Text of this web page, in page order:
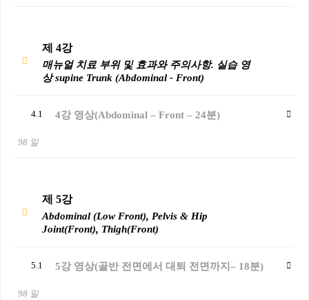
제 4강
매뉴얼 치료 부위 및 효과와 주의사항. 실습 영
상 supine Trunk (Abdominal - Front)
4.1 4강 영상(Abdominal – Front – 24분)
98 일
제 5강
Abdominal (Low Front), Pelvis & Hip
Joint(Front), Thigh(Front)
5.1 5강 영상(골반 전면에서 대퇴 전면까지– 18분)
98 일